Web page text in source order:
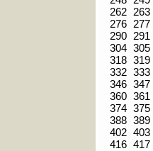
262
263
276
277
290
291
304 305
318 319
332 333
346 347
360 361
374 375
388 389
402 403
416 417